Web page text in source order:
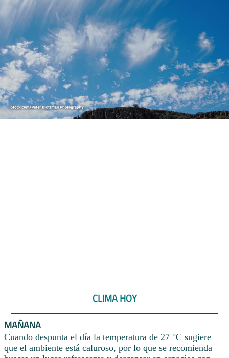
CLIMA HOY
MAÑANA
Cuando despunta el día la temperatura de 27 °C sugiere
que el ambiente está caluroso, por lo que se recomienda